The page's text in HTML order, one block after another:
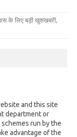
के लिए बड़ी खुशखबरी,
and this site
department or
run by the
advantage of the